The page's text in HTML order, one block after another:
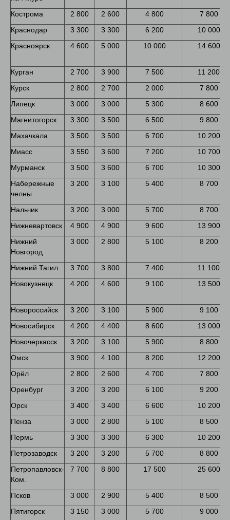
Кострома 2 800 2 600 4 800
7 800
Краснодар
3 300 3 300 6 200
10 000
Красноярск
4 600 5 000 10 000 14 600
Курган 2 700 3 900 7 500
11 200
Курск
2 800 2 700 2 000
7 800
Липецк
3 000 3 000 5 300
8 600
Магнитогорск
3 300 3 500 6 500
9 800
Махачкала
3 500 3 500 6 700
10 200
Миасс
3 550 3 600 7 200
10 700
Мурманск
3 500 3 600 6 700
10 300
Набережные
челны
3 200 3 100 5 400 8 700
Нальчик 3 200 3 000 5 700
8 700
Нижневартовск
4 900 4 900 9 600
13 900
Нижний
Новгород
3 000 2 800 5 100 8 200
Нижний Тагил 3 700 3 800 7 400
11 100
Новокузнецк
4 200 4 600 9 100 13 500
Новороссийск 3 200 3 100 5 900
9 100
Новосибирск
4 200 4 400 8 600
13 000
Новочеркасск
3 200 3 100 5 900
8 800
Омск
3 900 4 100 8 200
12 200
Орёл
2 800 2 600 4 700
7 800
Оренбург
3 200 3 200 6 100
9 200
Орск
3 400 3 400 6 600
10 200
Пенза
3 000 2 800 5 100
8 500
Пермь
3 300 3 300 6 300
10 200
Петрозаводск
3 200 3 200 5 700
8 800
Петропавловск-
Ком.
7 700 8 800 17 500 25 600
Псков 3 000 2 900 5 400
8 500
Пятигорск
3 150 3 000 5 700
9 000